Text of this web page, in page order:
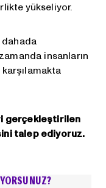
yükseliyor.
dahada
insanların
gerçekleştirilen
talep ediyoruz.